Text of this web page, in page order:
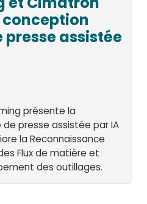
conception
assistée
présente la
presse assistée par IA
la Reconnaissance
Flux de matière et
des outillages.